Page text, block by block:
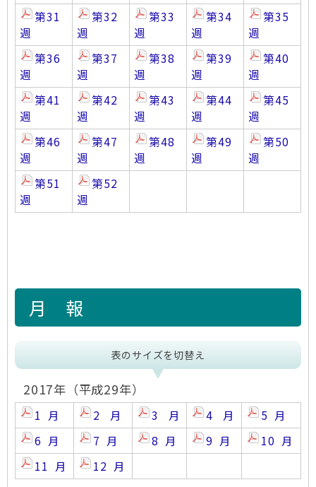
第31
週
第32
週
第33
週
第34
週
第35
週
第36
週
第37
週
第38
週
第39
週
第40
週
第41
週
第42
週
第43
週
第44
週
第45
週
第46
週
第47
週
第48
週
第49
週
第50
週
第51
週
第52
週
月 報
表のサイズを切替え
2017年（平成29年）
1 月 2 月 3 月 4 月
5 月
6 月
7 月 8 月 9 月
10 月
11 月
12 月